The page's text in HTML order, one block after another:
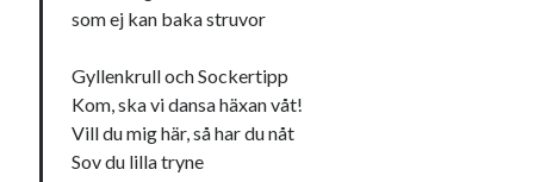
som ej kan baka struvor
Gyllenkrull och Sockertipp
Kom, ska vi dansa häxan våt!
Vill du mig här, så har du nåt
Sov du lilla tryne